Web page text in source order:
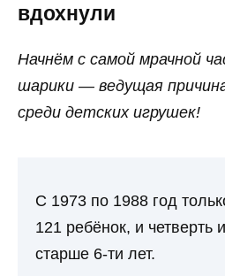
вдохнули
Начнём с самой мрачной
шарики — ведущая
среди детских игрушек!
С 1973 по 1988 год
121 ребёнок, и четверть
старше 6-ти лет.